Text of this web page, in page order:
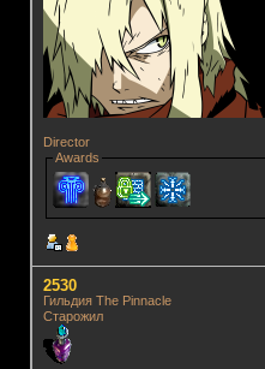
Director
Awards
2530
Гильдия The Pinnacle
Старожил